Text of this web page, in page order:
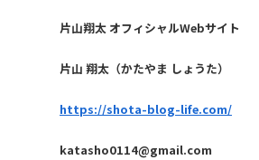
片山翔太 オフィシャルWebサイト
片山 翔太（かたやま しょうた）
https://shota-blog-life.com/
katasho0114@gmail.com